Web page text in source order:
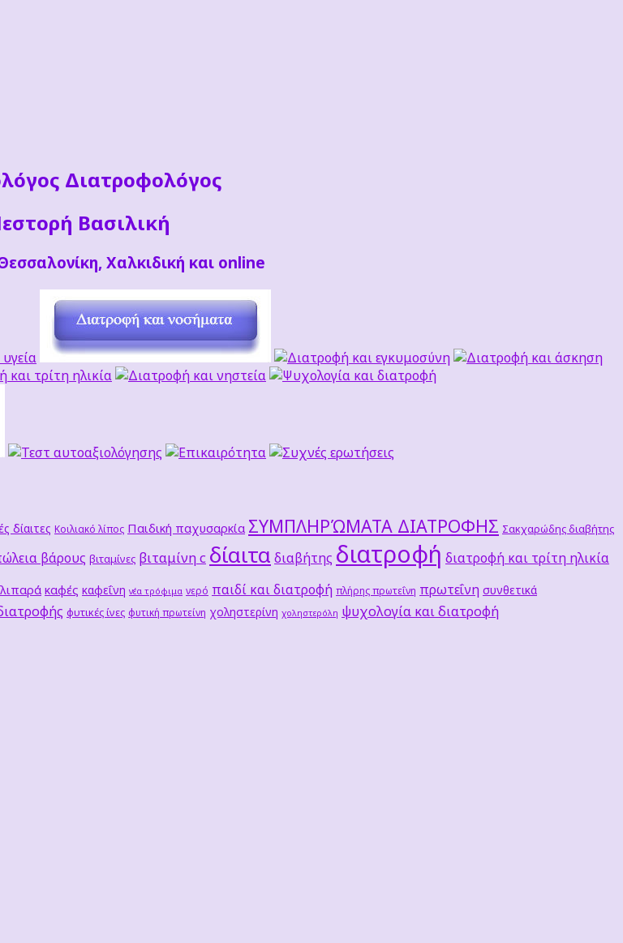
Διατροφολόγος
Βασιλική
Χαλκιδική και online
δίαιτες Κοιλιακό λίπος Παιδική παχυσαρκία ΣΥΜΠΛΗΡΏΜΑΤΑ ΔΙΑΤΡΟΦΗΣ Σακχαρώδης διαβήτης
βάρους βιταμίνες βιταμίνη c δίαιτα διαβήτης διατροφή διατροφή και τρίτη ηλικία
καφές καφεΐνη νέα τρόφιμα νερό παιδί και διατροφή πλήρης πρωτεΐνη πρωτεΐνη συνθετικά
φυτικές ίνες φυτική πρωτείνη χοληστερίνη χοληστερόλη ψυχολογία και διατροφή